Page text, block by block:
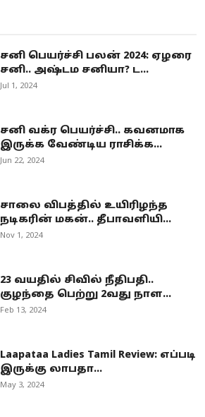
சனி பெயர்ச்சி பலன் 2024: ஏழரை
சனி.. அஷ்டம சனியா? ட...
Jul 1, 2024
சனி வக்ர பெயர்ச்சி.. கவனமாக
இருக்க வேண்டிய ராசிக்க...
Jun 22, 2024
சாலை விபத்தில் உயிரிழந்த
நடிகரின் மகன்.. தீபாவளியி...
Nov 1, 2024
23 வயதில் சிவில் நீதிபதி..
குழந்தை பெற்று 2வது நாள...
Feb 13, 2024
Laapataa Ladies Tamil Review: எப்படி
இருக்கு லாபதா...
May 3, 2024